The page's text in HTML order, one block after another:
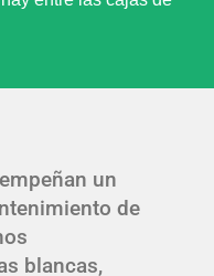
un
de
blancas,